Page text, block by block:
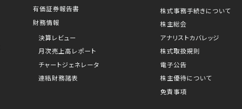
有価証券報告書
財務情報
決算レビュー
月次売上高レポート
チャートジェネレータ
連結財務諸表
株式事務手続きについて
株主総会
アナリストカバレッジ
株式取扱規則
電子公告
株主優待について
免責事項